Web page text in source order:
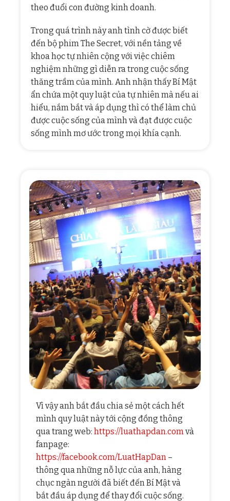
theo đuổi con đường kinh doanh.
Trong quá trình này anh tình cờ được biết
đến bộ phim The Secret, với nền tảng về
khoa học tự nhiên cộng với việc chiêm
nghiệm những gì diễn ra trong cuộc sống
thăng trầm của mình. Anh nhận thấy Bí Mật
ẩn chứa một quy luật của tự nhiên mà nếu ai
hiểu, nắm bắt và áp dụng thì có thể làm chủ
được cuộc sống của mình và đạt được cuộc
sống mình mơ ước trong mọi khía cạnh.
Vì vậy anh bắt đầu chia sẻ một cách hết
mình quy luật này tới cộng đồng thông
qua trang web: https://luathapdan.comvà
fanpage:
https://facebook.com/LuatHapDan –
thông qua những nỗ lực của anh, hàng
chục ngàn người đã biết đến Bí Mật và
bắt đầu áp dụng để thay đổi cuộc sống.